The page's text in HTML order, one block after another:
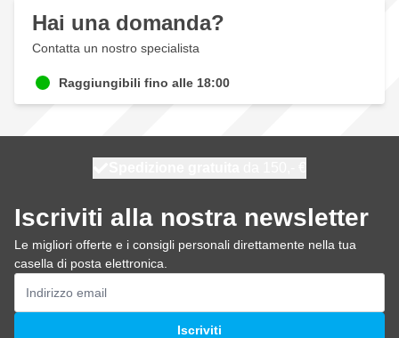
Hai una domanda?
Contatta un nostro specialista
Raggiungibili fino alle 18:00
Iscriviti alla nostra newsletter
Le migliori offerte e i consigli personali direttamente nella tua
casella di posta elettronica.
Indirizzo email
Iscriviti